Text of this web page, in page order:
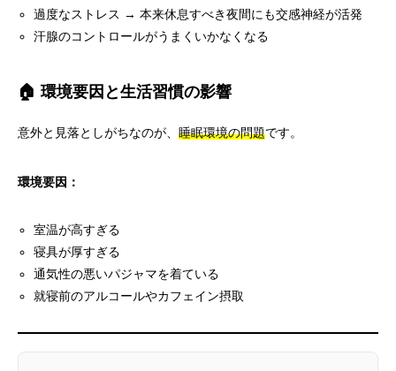
過度なストレス → 本来休息すべき夜間にも交感神経が活発
汗腺のコントロールがうまくいかなくなる
🏠 環境要因と生活習慣の影響
意外と見落としがちなのが、 睡眠環境の問題です。
環境要因：
室温が高すぎる
寝具が厚すぎる
通気性の悪いパジャマを着ている
就寝前のアルコールやカフェイン摂取